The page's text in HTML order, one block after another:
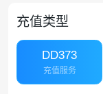
充值类型
DD373
充值服务